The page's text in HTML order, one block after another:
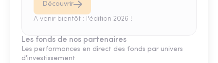
Découvrir
A venir bientôt : l'édition 2026 !
Les fonds de nos partenaires
Les performances en direct des fonds par univers
d'investissement